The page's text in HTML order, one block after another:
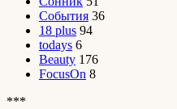
События 36
18 plus 94
todays 6
Beauty 176
FocusOn 8
***